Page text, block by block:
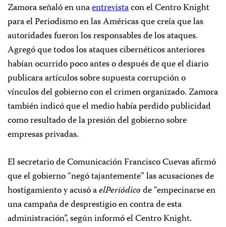
Zamora señaló en unaentrevistacon el Centro Knight
para el Periodismo en las Américas que creía que las
autoridades fueron los responsables de los ataques.
Agregó que todos los ataques cibernéticos anteriores
habían ocurrido poco antes o después de que el diario
publicara artículos sobre supuesta corrupción o
vínculos del gobierno con el crimen organizado. Zamora
también indicó que el medio había perdido publicidad
como resultado de la presión del gobierno sobre
empresas privadas.
El secretario de Comunicación Francisco Cuevas afirmó
que el gobierno “negó tajantemente” las acusaciones de
hostigamiento y acusó aelPeriódicode “empecinarse en
una campaña de desprestigio en contra de esta
administración”, según informó el Centro Knight.